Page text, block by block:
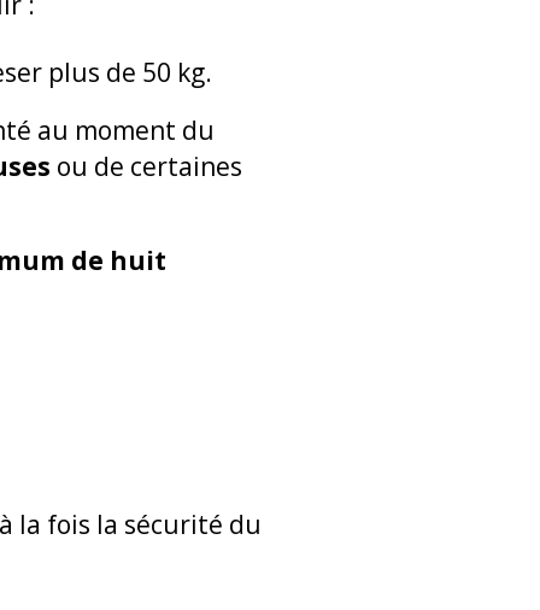
plus de 50 kg.
au moment du
ou de certaines
de huit
la fois la sécurité du